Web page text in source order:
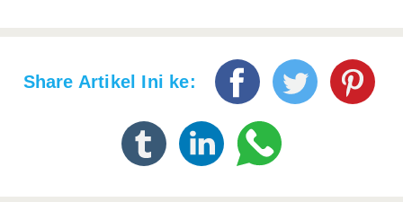
Share Artikel Ini ke: